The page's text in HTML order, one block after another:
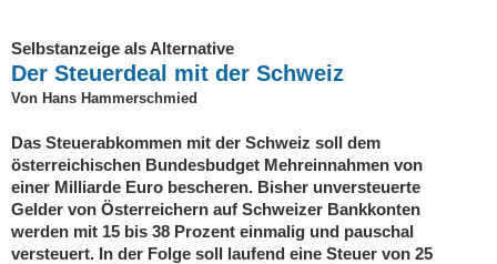
Selbstanzeige als Alternative
Der Steuerdeal mit der Schweiz
Von Hans Hammerschmied
Das Steuerabkommen mit der Schweiz soll dem
österreichischen Bundesbudget Mehreinnahmen von
einer Milliarde Euro bescheren. Bisher unversteuerte
Gelder von Österreichern auf Schweizer Bankkonten
werden mit 15 bis 38 Prozent einmalig und pauschal
versteuert. In der Folge soll laufend eine Steuer von 25